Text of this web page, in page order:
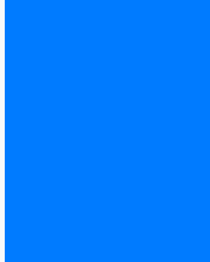
Ne surtout
⚖️ Vérification complète
Forfait fixe • Consultation en